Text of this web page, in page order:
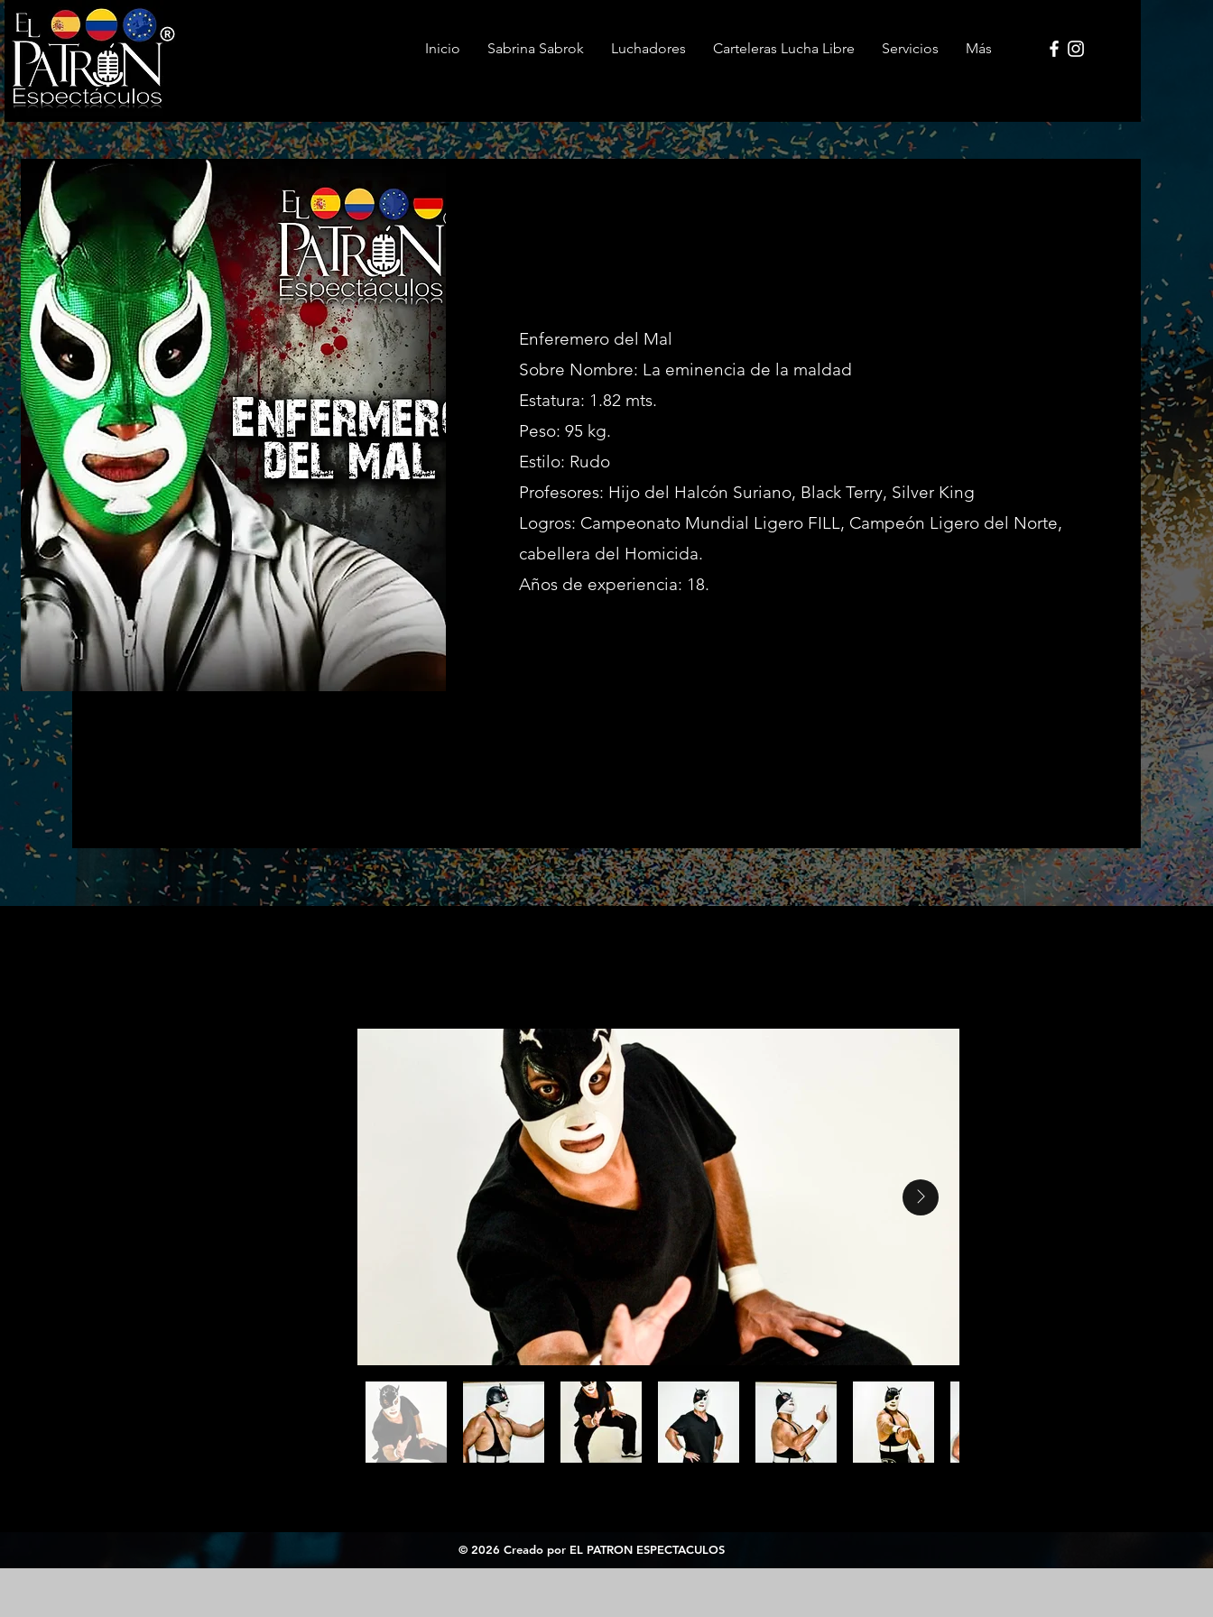
Inicio Sabrina Sabrok Luchadores Carteleras Lucha Libre Servicios Más
Enferemero del Mal
Sobre Nombre: La eminencia de la maldad
Estatura: 1.82 mts.
Peso: 95 kg.
Estilo: Rudo
Profesores: Hijo del Halcón Suriano, Black Terry, Silver King
Logros: Campeonato Mundial Ligero FILL, Campeón Ligero del Norte,
cabellera del Homicida.
Años de experiencia: 18.
© 2026 Creado por EL PATRON ESPECTACULOS